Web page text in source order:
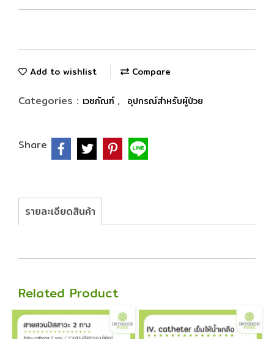
Add to wishlist Compare
Categories : เวชภัณฑ์, อุปกรณ์สำหรับผู้ป่วย
Share
รายละเอียดสินค้า
Related Product